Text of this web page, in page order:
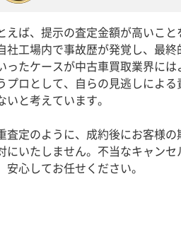
えば、提示の査定金額が高いこ
社工場内で事故歴が発覚し、最終
ったケースが中古車買取業界に
プロとして、自らの見逃しによ
いと考えています。
査定のように、成約後にお客様
にいたしません。不当なキャン
安心してお任せください。